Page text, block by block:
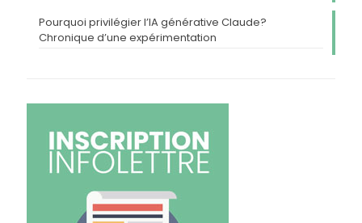
Pourquoi privilégier l’IA générative Claude?
Chronique d’une expérimentation